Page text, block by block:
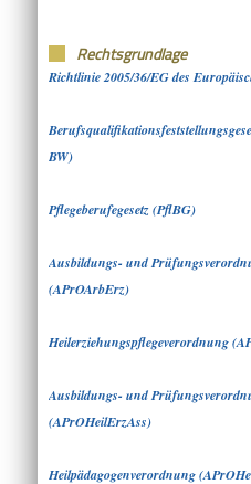
Rechtsgrundlage
Richtlinie 2005/36/EG des
BW)
Pflegeberufegesetz (PflBG)
Ausbildungs- und
(APrOArbErz)
Heilerziehungspflegeverordnung (
Ausbildungs- und
(APrOHeilErzAss)
Heilpädagogenverordnung